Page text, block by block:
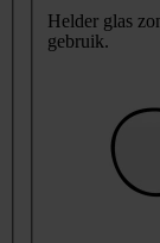
Helder glas
gebruik.